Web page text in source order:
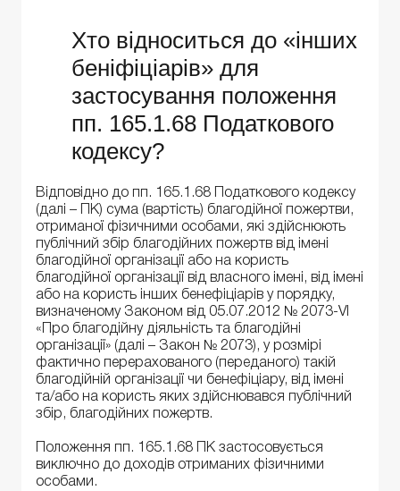
Хто відноситься до «інших
беніфіціарів» для
застосування положення
пп. 165.1.68 Податкового
кодексу?
Відповідно до пп. 165.1.68 Податкового кодексу
(далі – ПК) сума (вартість) благодійної пожертви,
отриманої фізичними особами, які здійснюють
публічний збір благодійних пожертв від імені
благодійної організації або на користь
благодійної організації від власного імені, від імені
або на користь інших бенефіціарів у порядку,
визначеному Законом від 05.07.2012 № 2073-VI
«Про благодійну діяльність та благодійні
організації» (далі – Закон № 2073), у розмірі
фактично перерахованого (переданого) такій
благодійній організації чи бенефіціару, від імені
та/або на користь яких здійснювався публічний
збір, благодійних пожертв.
Положення пп. 165.1.68 ПК застосовується
виключно до доходів отриманих фізичними
особами.